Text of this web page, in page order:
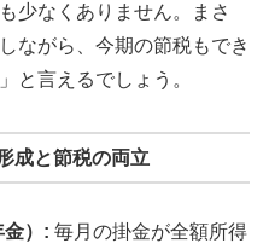
少なくありません。まさ
ながら、今期の節税もでき
と言えるでしょう。
成と節税の両立
金）: 毎月の掛金が全額所得